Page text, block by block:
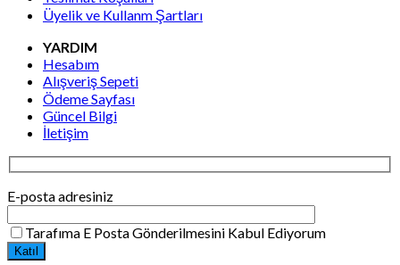
Üyelik ve Kullanm Şartları
YARDIM
Hesabım
Alışveriş Sepeti
Ödeme Sayfası
Güncel Bilgi
İletişim
E-posta adresiniz
Tarafıma E Posta Gönderilmesini Kabul Ediyorum